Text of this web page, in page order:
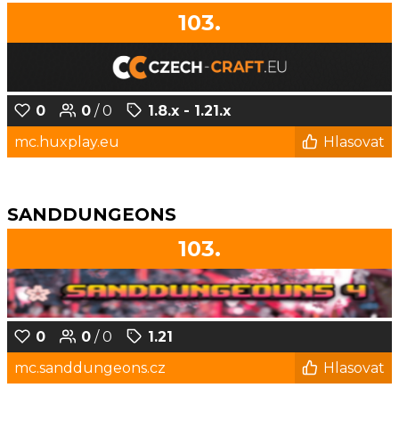
103.
0 0 / 0
1.8.x - 1.21.x
mc.huxplay.eu
Hlasovat
SANDDUNGEONS
103.
0 0 / 0
1.21
mc.sanddungeons.cz
Hlasovat